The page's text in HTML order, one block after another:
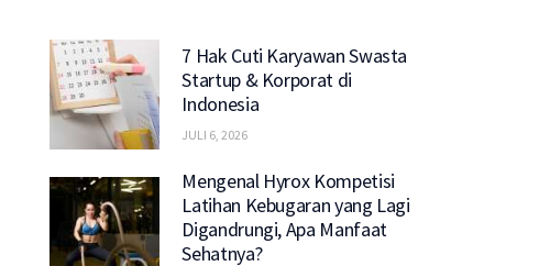
7 Hak Cuti Karyawan Swasta
Startup & Korporat di
Indonesia
JULI 6, 2026
Mengenal Hyrox Kompetisi
Latihan Kebugaran yang Lagi
Digandrungi, Apa Manfaat
Sehatnya?